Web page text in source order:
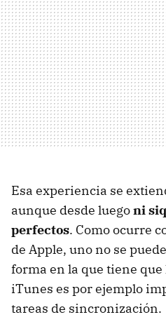
Esa experiencia se
aunque desde luegoni
perfectos. Como ocurre
de Apple, uno no se
forma en la que tiene que
iTunes es por ejemplo
tareas de sincronización.